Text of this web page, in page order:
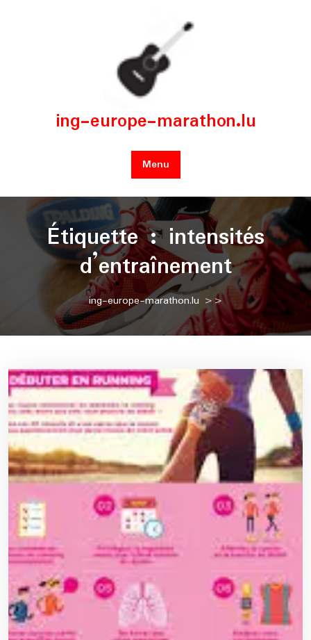
ing-europe-marathon.lu
Menu
Étiquette : intensités
d’entraînement
ing-europe-marathon.lu >>